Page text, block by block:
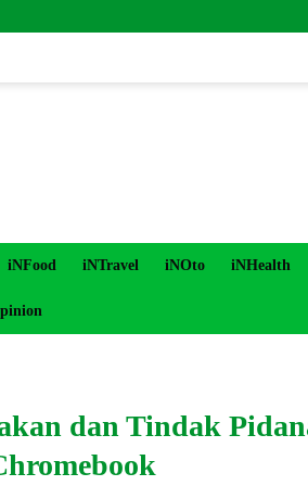
iNFood iNTravel iNOto iNHealth
dan Tindak